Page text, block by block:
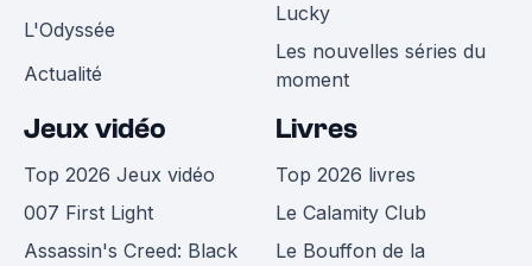
L'Odyssée
Actualité
Lucky
Les nouvelles séries du
moment
Jeux vidéo
Top 2026 Jeux vidéo
007 First Light
Assassin's Creed: Black
Livres
Top 2026 livres
Le Calamity Club
Le Bouffon de la